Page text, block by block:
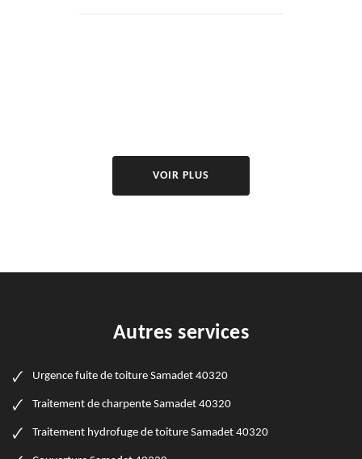
VOIR PLUS
Autres services
Urgence fuite de toiture Samadet 40320
Traitement de charpente Samadet 40320
Traitement hydrofuge de toiture Samadet 40320